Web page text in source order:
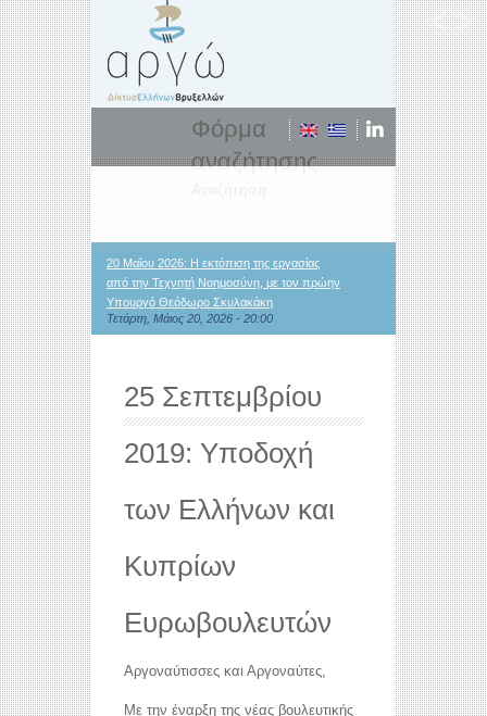
Φόρμα
αναζήτησης
20 Μαΐου 2026: Η εκτόπιση της εργασίας
από την Τεχνητή Νοημοσύνη, με τον πρώην
Υπουργό Θεόδωρο Σκυλακάκη
Τετάρτη, Μάιος 20, 2026 - 20:00
25 Σεπτεμβρίου
2019: Υποδοχή
των Ελλήνων και
Κυπρίων
Ευρωβουλευτών
Αργοναύτισσες και Αργοναύτες,
Με την έναρξη της νέας βουλευτικής